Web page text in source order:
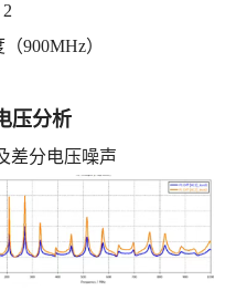
900MHz）
压分析
差分电压噪声